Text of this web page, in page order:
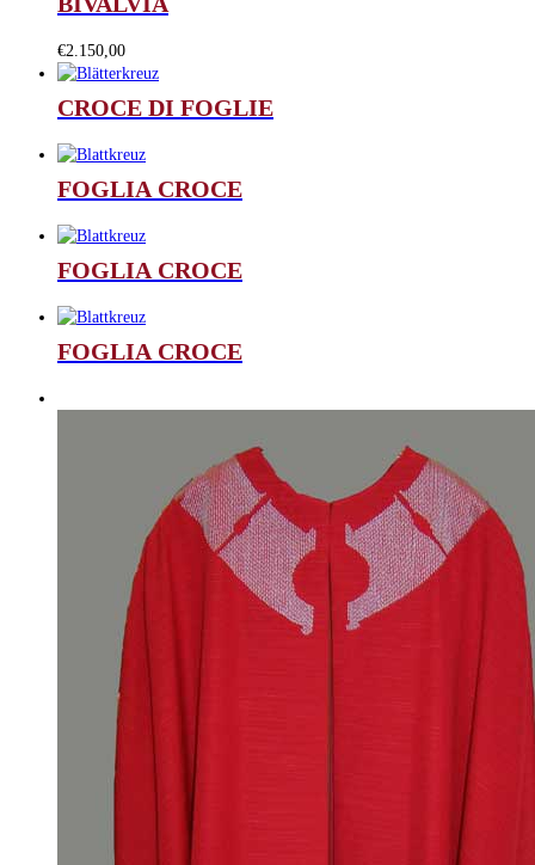
€2.150,00
CROCE DI FOGLIE
FOGLIA CROCE
FOGLIA CROCE
FOGLIA CROCE